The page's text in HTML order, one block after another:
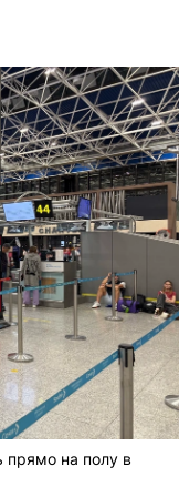
на полу в